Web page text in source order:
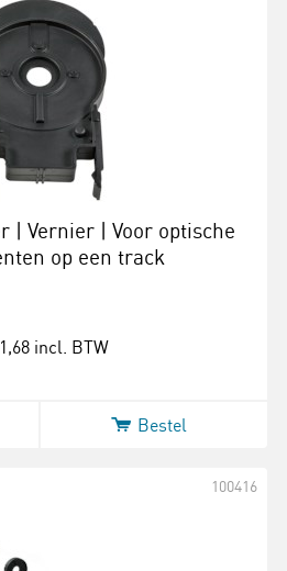
| Vernier | Voor optische
op een track
incl. BTW
Bestel
100416